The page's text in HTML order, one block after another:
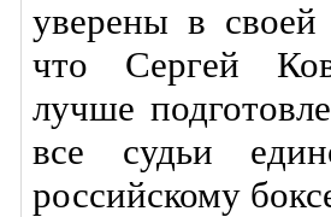
уверены в
что Сергей
лучше
все судьи
российскому